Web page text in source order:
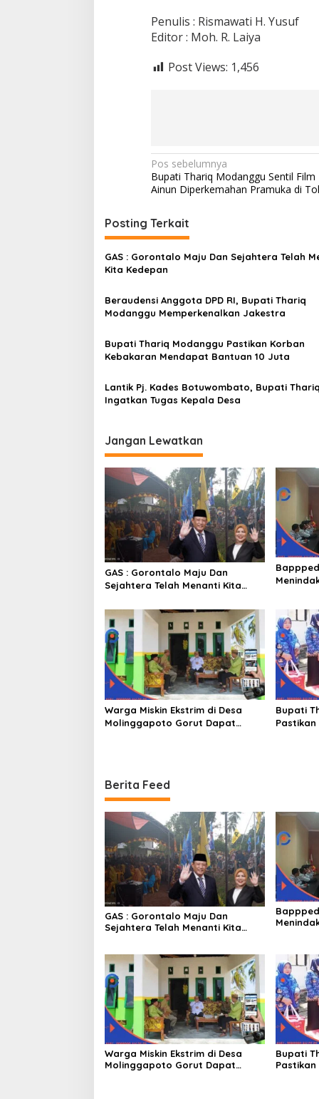
Penulis : Rismawati H. Yusuf
Editor : Moh. R. Laiya
Post Views: 1,456
N
a
i
g
a
i
o
s
Pos sebelumnya
Bupati Thariq Modanggu Sentil Film
Ainun Diperkemahan Pramuka di
Posting Terkait
GAS : Gorontalo Maju Dan Sejahtera Telah
Kita Kedepan
Beraudensi Anggota DPD RI, Bupati Thariq
Modanggu Memperkenalkan Jakestra
Bupati Thariq Modanggu Pastikan Korban
Kebakaran Mendapat Bantuan 10 Juta
Lantik Pj. Kades Botuwombato, Bupati Thariq
Ingatkan Tugas Kepala Desa
Jangan Lewatkan
GAS : Gorontalo Maju Dan
Sejahtera Telah Menanti Kita
Warga Miskin Ekstrim di Desa
Molinggapoto Gorut Dapat
Bupati
Berita Feed
GAS : Gorontalo Maju Dan
Sejahtera Telah Menanti Kita
Warga Miskin Ekstrim di Desa
Molinggapoto Gorut Dapat
Bupati